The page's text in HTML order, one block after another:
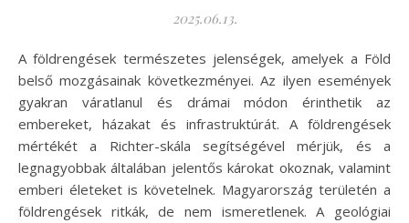
2025.06.13.
A földrengések természetes jelenségek, amelyek a Föld
belső mozgásainak következményei. Az ilyen események
gyakran váratlanul és drámai módon érinthetik az
embereket, házakat és infrastruktúrát. A földrengések
mértékét a Richter-skála segítségével mérjük, és a
legnagyobbak általában jelentős károkat okoznak, valamint
emberi életeket is követelnek. Magyarország területén a
földrengések ritkák, de nem ismeretlenek. A geológiai